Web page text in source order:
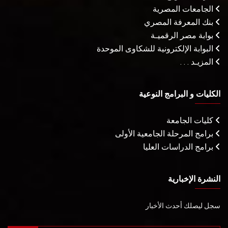
الجامعات المصرية
بنك المعرفة المصري
بوابة مصر الرقميـة
البوابة الإلكترونية للشكاوى الموحدة
المزيـد . . .
الكليات و البرامج النوعية
كليات الجامعة
برامج المرحلة الجامعية الأولى
برامج الدراسات العليا
النشرة الإخبارية
سجل ليصلك أحدث الأخبار